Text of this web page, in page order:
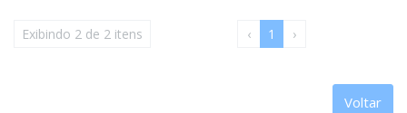
Exibindo 2 de 2 itens ‹ 1 ›
Voltar